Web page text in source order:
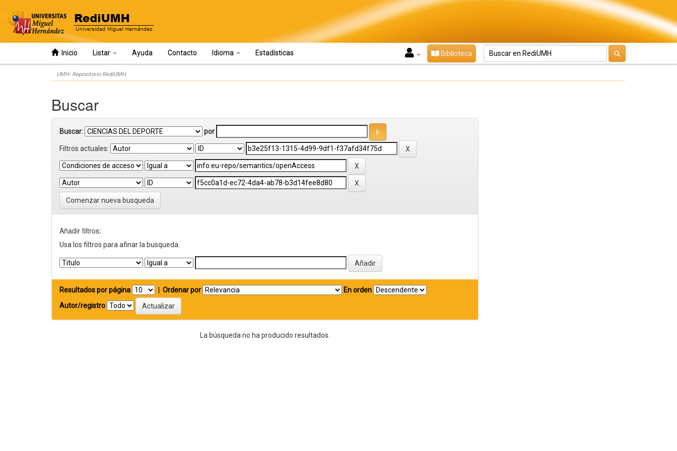
Inicio Listar Ayuda Contacto Idioma Estadísticas Biblioteca
UMH: Repositorio RediUMH
Buscar
Buscar: por
Filtros actuales:
Comenzar nueva busqueda
Añadir filtros:
Usa los filtros para afinar la busqueda.
Resultados por página Ordenar por
En orden
Autor/registro
La búsqueda no ha producido resultados.